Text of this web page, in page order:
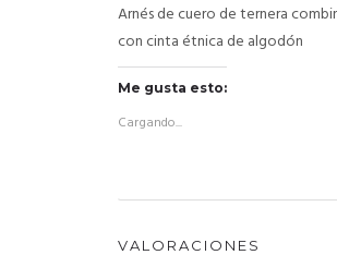
Arnés de cuero de ternera
con cinta étnica de algodón
Me gusta esto:
Cargando...
VALORACIONES